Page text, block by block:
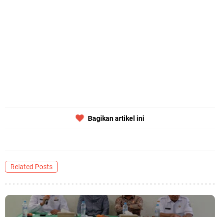
Bagikan artikel ini
Related Posts